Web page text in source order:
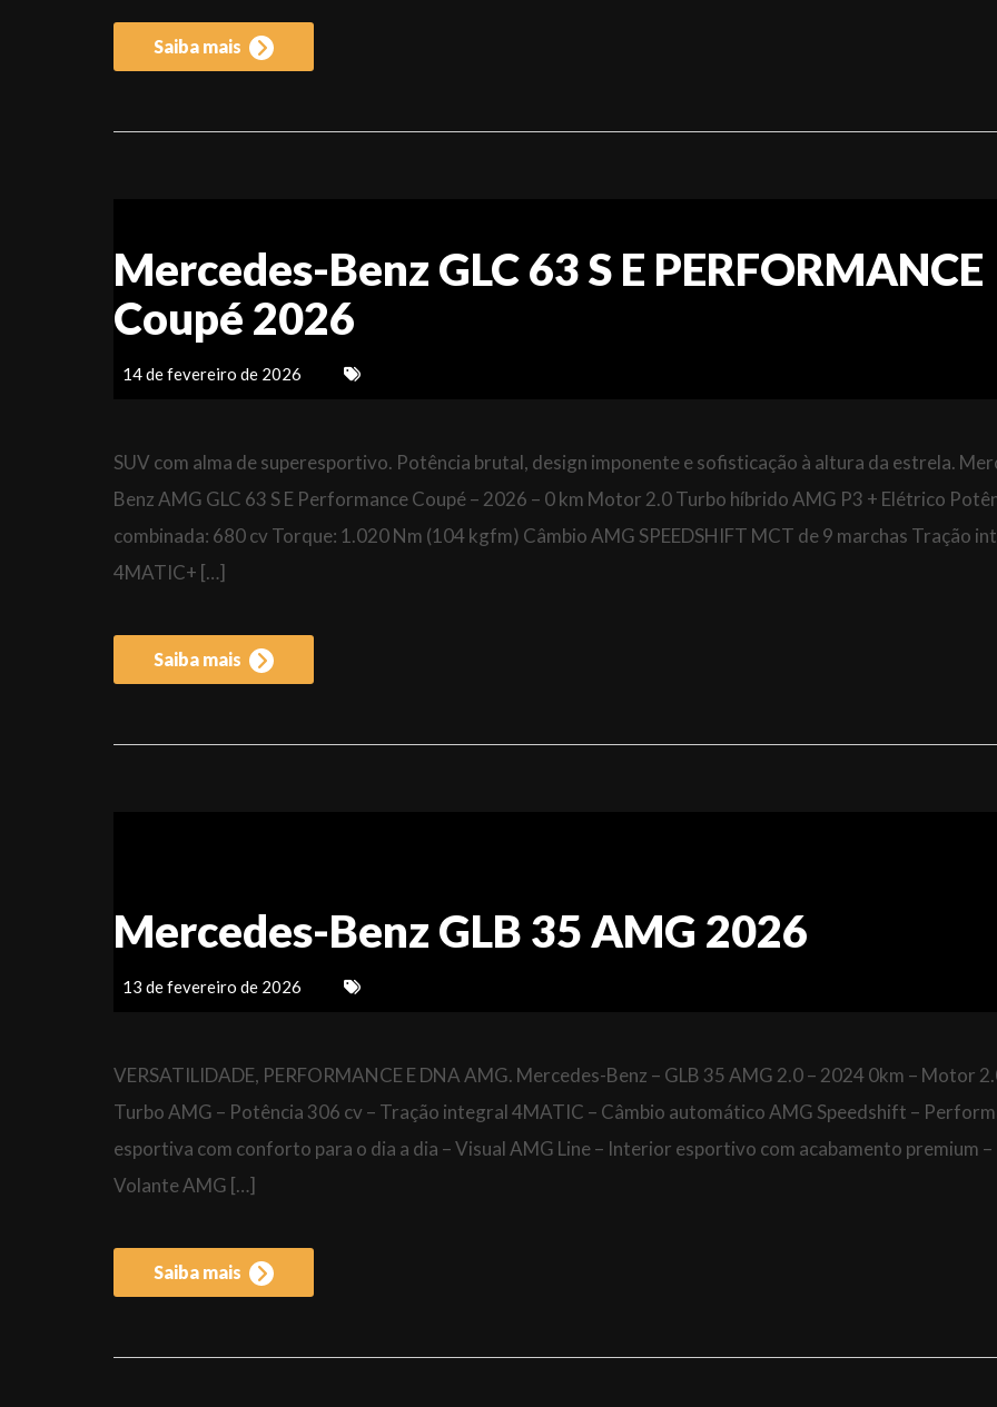
Saiba mais
Mercedes-Benz GLC 63 S E PERFORMANCE
Coupé 2026
14 de fevereiro de 2026
SUV com alma de superesportivo. Potência brutal, design imponente e sofisticação à altura da estrela.
Benz AMG GLC 63 S E Performance Coupé – 2026 – 0 km Motor 2.0 Turbo híbrido AMG P3 + Elétrico
combinada: 680 cv Torque: 1.020 Nm (104 kgfm) Câmbio AMG SPEEDSHIFT MCT de 9 marchas Tração
4MATIC+ […]
Saiba mais
Mercedes-Benz GLB 35 AMG 2026
13 de fevereiro de 2026
VERSATILIDADE, PERFORMANCE E DNA AMG. Mercedes-Benz – GLB 35 AMG 2.0 – 2024 0km – Motor
Turbo AMG – Potência 306 cv – Tração integral 4MATIC – Câmbio automático AMG Speedshift –
esportiva com conforto para o dia a dia – Visual AMG Line – Interior esportivo com acabamento premium –
Volante AMG […]
Saiba mais